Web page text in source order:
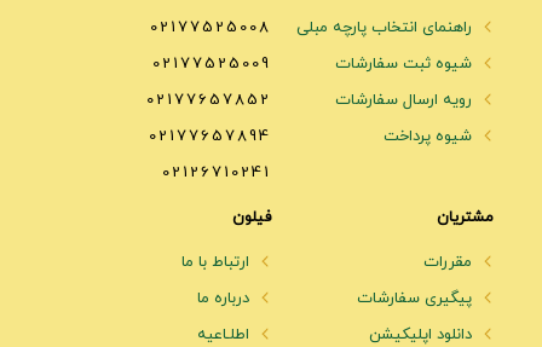
راهنمای انتخاب پارچه مبلی
شیوه ثبت سفارشات
رویه ارسال سفارشات
شیوه پرداخت
02177525008
02177525009
02177657852
02177657894
02126710241
مشتریان
مقررات
پیگیری سفارشات
دانلود اپلیکیشن
فیلون
ارتباط با ما
درباره ما
اطلـاعیه